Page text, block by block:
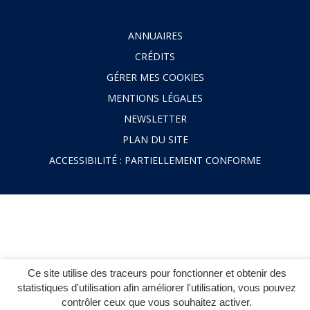
Ce site utilise des traceurs pour fonctionner et obtenir des
statistiques d'utilisation afin améliorer l'utilisation, vous pouvez
contrôler ceux que vous souhaitez activer.
ANNUAIRES
CRÉDITS
GÉRER MES COOKIES
MENTIONS LÉGALES
NEWSLETTER
PLAN DU SITE
ACCESSIBILITÉ : PARTIELLEMENT CONFORME